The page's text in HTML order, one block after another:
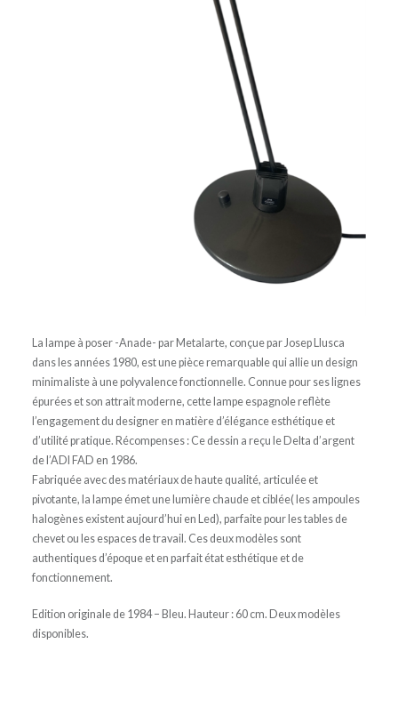
La lampe à poser -Anade- par Metalarte, conçue par Josep Llusca
dans les années 1980, est une pièce remarquable qui allie un design
minimaliste à une polyvalence fonctionnelle. Connue pour ses lignes
épurées et son attrait moderne, cette lampe espagnole reflète
l’engagement du designer en matière d’élégance esthétique et
d’utilité pratique. Récompenses : Ce dessin a reçu le Delta d’argent
de l’ADI FAD en 1986.
Fabriquée avec des matériaux de haute qualité, articulée et
pivotante, la lampe émet une lumière chaude et ciblée( les ampoules
halogènes existent aujourd’hui en Led), parfaite pour les tables de
chevet ou les espaces de travail. Ces deux modèles sont
authentiques d’époque et en parfait état esthétique et de
fonctionnement.
Edition originale de 1984 – Bleu. H auteur : 60 cm. Deux modèles
disponibles.